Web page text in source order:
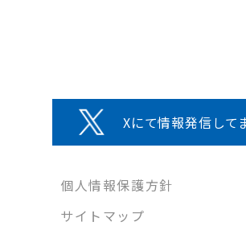
Xにて情報発信して
個人情報保護方針
サイトマップ